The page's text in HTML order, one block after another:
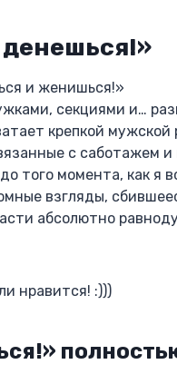
и женишься!»
секциями и…
крепкой мужской
с саботажем и
того момента, как я
взгляды,
абсолютно
нравится! :)))